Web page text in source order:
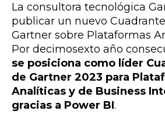
La consultora tecnológica
publicar un nuevo
Gartner sobre Plataformas
Por decimosexto año
se posiciona como líder
de Gartner 2023 para
Analíticas y de Business
gracias a Power BI.